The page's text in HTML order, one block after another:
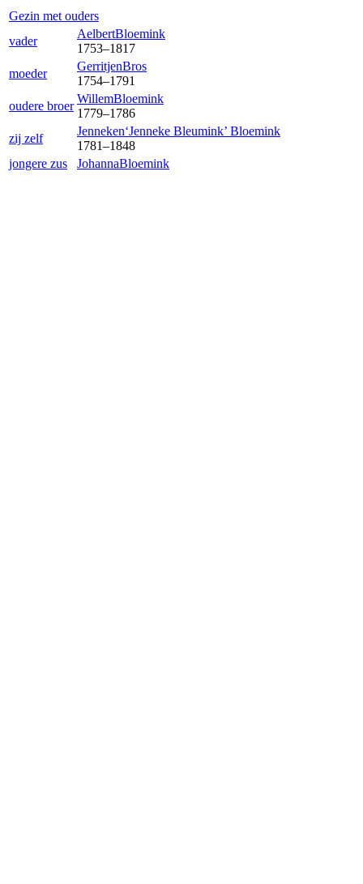
Gezin met ouders
vader
AelbertBloemink
1753–1817
moeder
GerritjenBros
1754–1791
oudere broer
WillemBloemink
1779–1786
zij zelf
Jenneken‘Jenneke Bleumink’ Bloemink
1781–1848
jongere zus
JohannaBloemink